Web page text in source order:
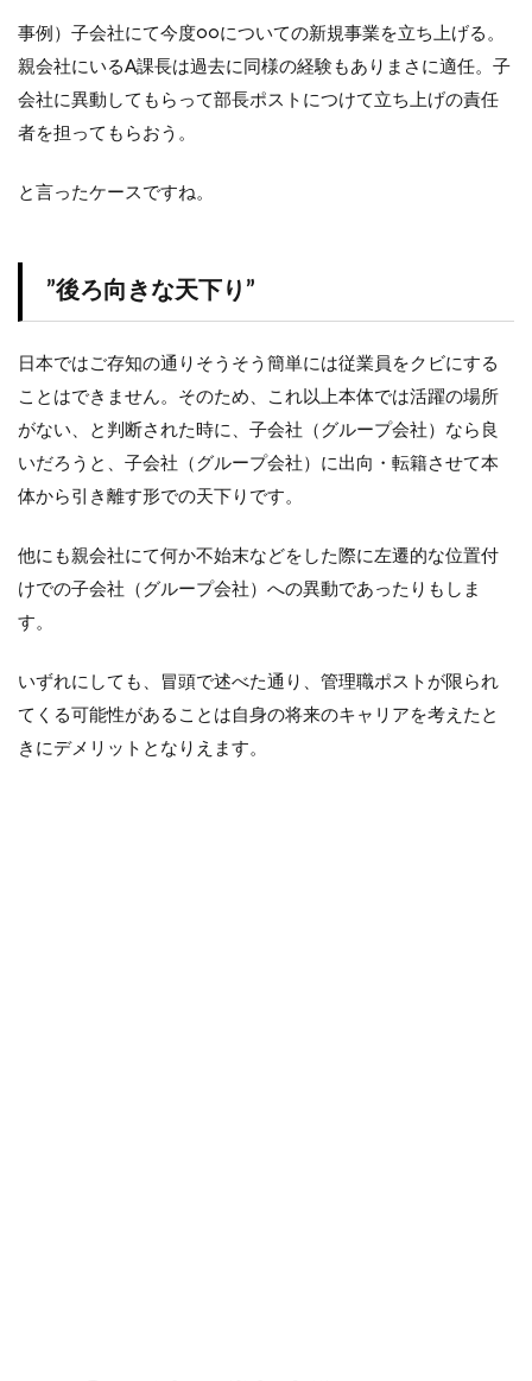
狙う
なら
ウ
ト・
ント
10
さい
事例）子会社にて今度○○についての新規事業を立ち上げる。
親会社にいるA課長は過去に同様の経験もありまさに適任。子
会社に異動してもらって部長ポストにつけて立ち上げの責任
者を担ってもらおう。
と言ったケースですね。
”後ろ向きな天下り”
日本ではご存知の通りそうそう簡単には従業員をクビにする
ことはできません。そのため、これ以上本体では活躍の場所
がない、と判断された時に、子会社（グループ会社）なら良
いだろうと、子会社（グループ会社）に出向・転籍させて本
体から引き離す形での天下りです。
他にも親会社にて何か不始末などをした際に左遷的な位置付
けでの子会社（グループ会社）への異動であったりもしま
す。
いずれにしても、冒頭で述べた通り、管理職ポストが限られ
てくる可能性があることは自身の将来のキャリアを考えたと
きにデメリットとなりえます。